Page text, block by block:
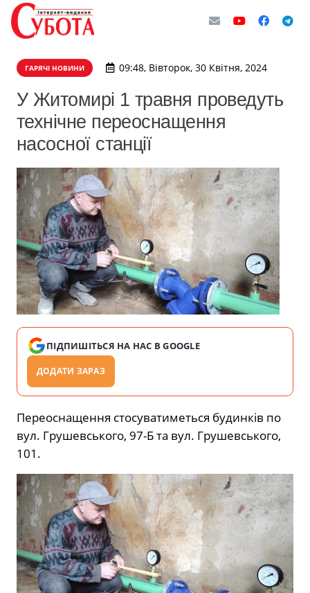
ГАРЯЧІ НОВИНИ 09:48, Вівторок, 30 Квітня, 2024
У Житомирі 1 травня проведуть
технічне переоснащення
насосної станції
ПІДПИШІТЬСЯ НА НАС В GOOGLE
ДОДАТИ ЗАРАЗ
Переоснащення стосуватиметься будинків по
вул. Грушевського, 97-Б та вул. Грушевського,
101.